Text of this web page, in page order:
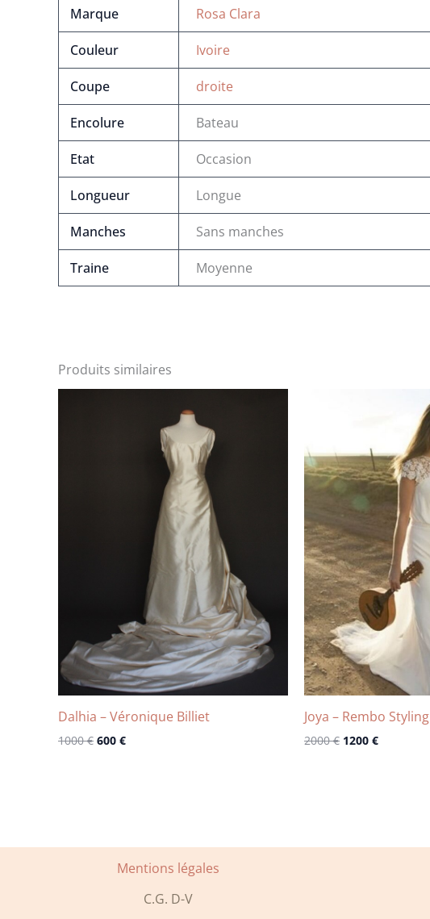
Marque Rosa Clara
Couleur Ivoire
Coupe droite
Encolure Bateau
Etat Occasion
Longueur Longue
Manches Sans manches
Traine Moyenne
Produits similaires
Dalhia – Véronique Billiet
1000€ 600 €
Joya – Rembo Styling
2000€
2000 €.
1200 €
1200 €.
Mentions légales
C.G. D-V